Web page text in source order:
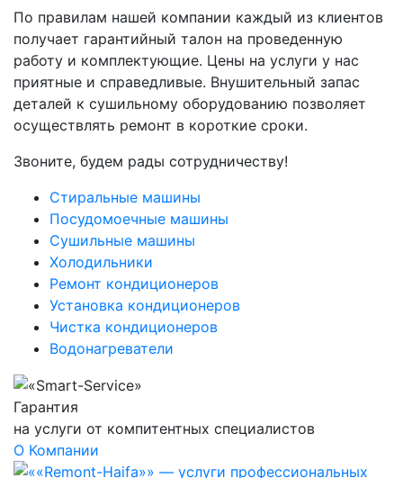
По правилам нашей компании каждый из клиентов
получает гарантийный талон на проведенную
работу и комплектующие. Цены на услуги у нас
приятные и справедливые. Внушительный запас
деталей к сушильному оборудованию позволяет
осуществлять ремонт в короткие сроки.
Звоните, будем рады сотрудничеству!
Стиральные машины
Посудомоечные машины
Сушильные машины
Холодильники
Ремонт кондиционеров
Установка кондиционеров
Чистка кондиционеров
Водонагреватели
Гарантия
на услуги от компитентных специалистов
О Компании